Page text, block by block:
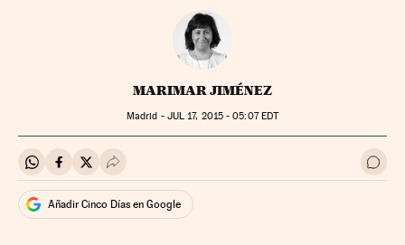
MARIMAR JIMÉNEZ
Madrid - JUL 17, 2015 - 05:07EDT
Compartir en Whatsapp
Compartir en Facebook
Compartir en Twitter
Desplegar Redes Sociales Ir a
Añadir Cinco Días en Google